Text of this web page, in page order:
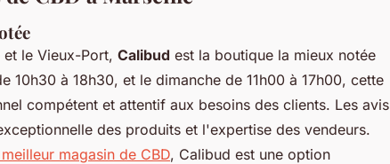
et le Vieux-Port, Calibud est la boutique la mieux notée
10h30 à 18h30, et le dimanche de 11h00 à 17h00, cette
compétent et attentif aux besoins des clients. Les avis
des produits et l'expertise des vendeurs.
magasin de CBD, Calibud est une option